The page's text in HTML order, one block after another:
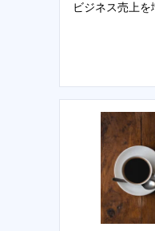
ビジネス売上